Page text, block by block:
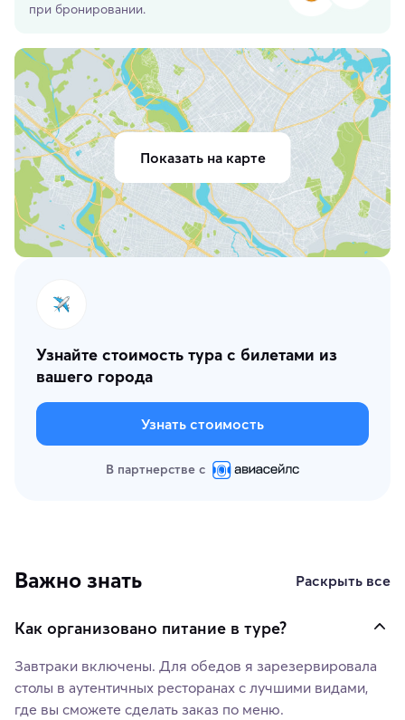
при бронировании.
Показать на карте
Узнайте стоимость тура с билетами из
вашего города
Узнать стоимость
В партнерстве с
Важно знать Раскрыть все
Как организовано питание в туре?
Завтраки включены. Для обедов я зарезервировала
столы в аутентичных ресторанах с лучшими видами,
где вы сможете сделать заказ по меню.